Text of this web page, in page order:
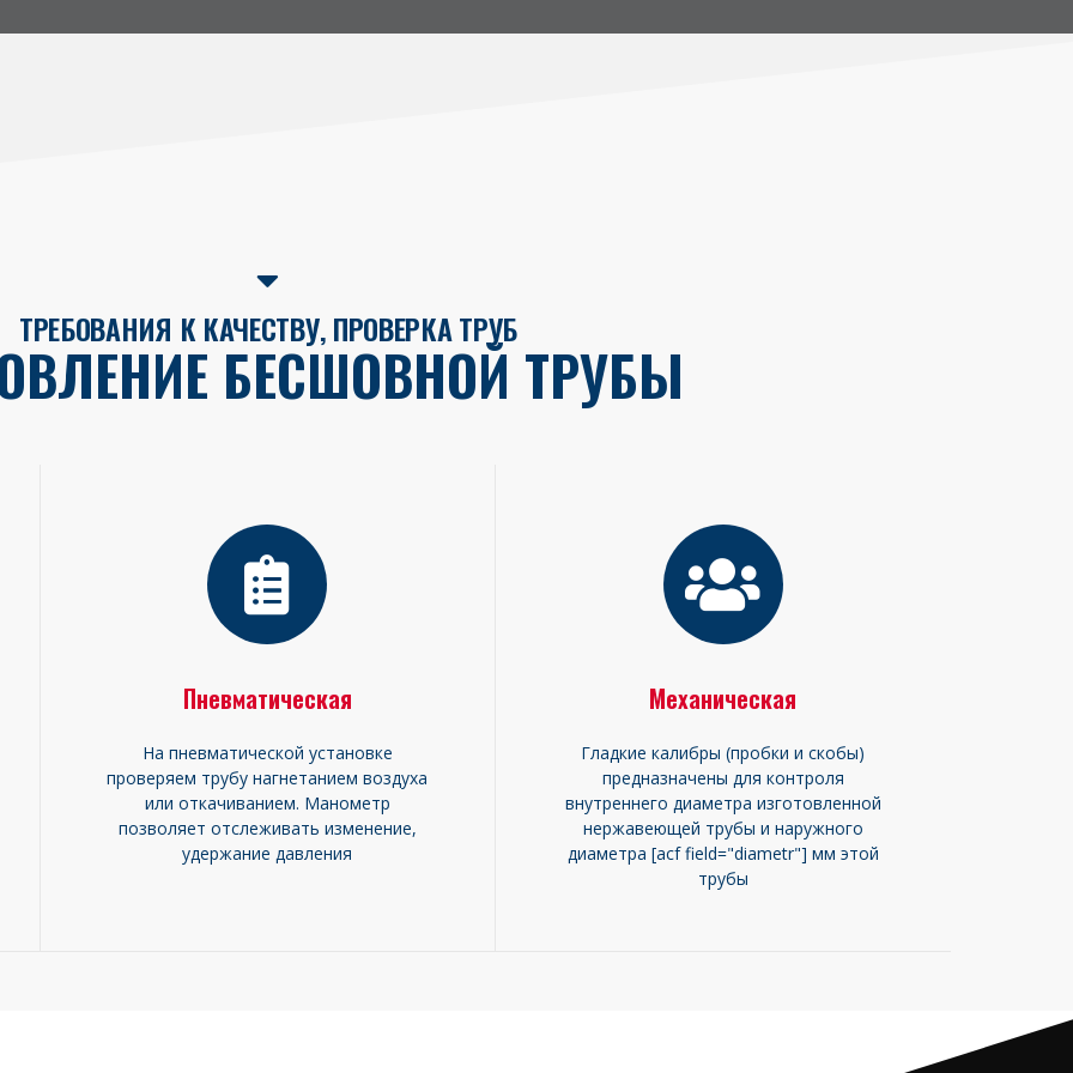
БЕСШОВНОЙ ТРУБЫ
ТРЕБОВАНИЯ К КАЧЕСТВУ, ПРОВЕРКА ТРУБ
Пневматическая
На пневматической установке
проверяем трубу нагнетанием воздуха
или откачиванием. Манометр
позволяет отслеживать изменение,
удержание давления
Механическая
Гладкие калибры (пробки и скобы)
предназначены для контроля
внутреннего диаметра изготовленной
нержавеющей трубы и наружного
диаметра [acf field="diametr"] мм этой
трубы